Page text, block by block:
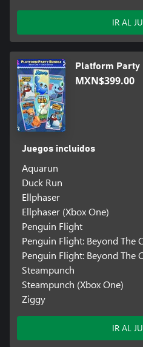
IR AL
Platform Party
MXN$399.00
Juegos incluidos
Aquarun
Duck Run
Ellphaser
Ellphaser (Xbox One)
Penguin Flight
Penguin Flight: Beyond The
Penguin Flight: Beyond The
Steampunch
Steampunch (Xbox One)
Ziggy
IR AL